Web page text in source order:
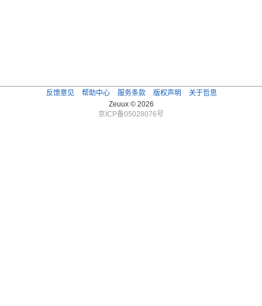
反馈意见 帮助中心 服务条款 版权声明
关于哲思
Zeuux © 2026
京ICP备05028076号